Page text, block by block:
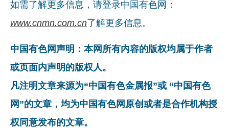
如需了解更多信息，请登录中国有色网：
www.cnmn.com.cn了解更多信息。
中国有色网声明：本网所有内容的版权均属于作者
或页面内声明的版权人。
凡注明文章来源为“中国有色金属报”或 “中国有色
网”的文章，均为中国有色网原创或者是合作机构授
权同意发布的文章。